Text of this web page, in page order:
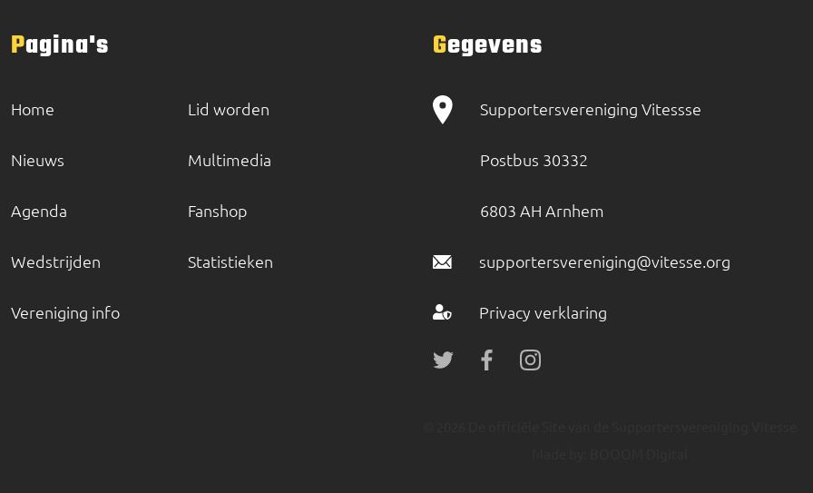
Pagina's
Home
Nieuws
Agenda
Wedstrijden
Vereniging info
Lid worden
Multimedia
Fanshop
Statistieken
Gegevens
Supportersvereniging Vitessse
Postbus 30332
6803 AH Arnhem
supportersvereniging@vitesse.org
Privacy verklaring